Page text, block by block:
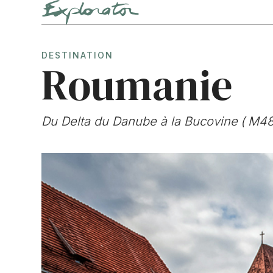
DESTINATION
Roumanie
Du Delta du Danube à la Bucovine (